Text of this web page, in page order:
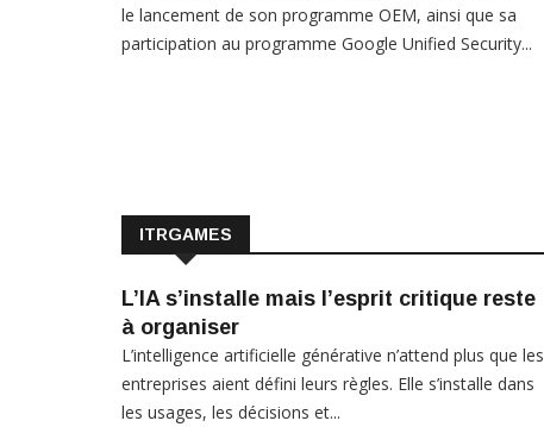
le lancement de son programme OEM, ainsi que sa
participation au programme Google Unified Security...
ITRGAMES
L’IA s’installe mais l’esprit critique reste
à organiser
L’intelligence artificielle générative n’attend plus que les
entreprises aient défini leurs règles. Elle s’installe dans
les usages, les décisions et...